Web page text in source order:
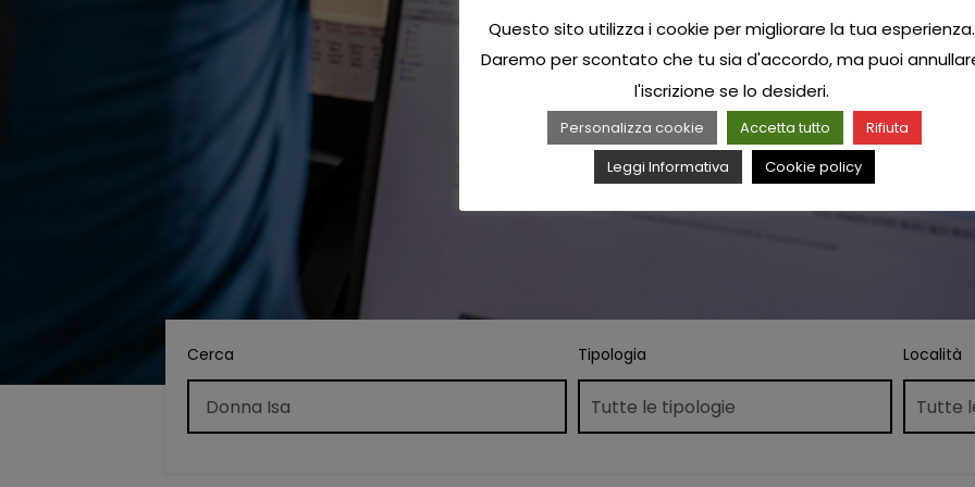
Cerca Tipologia Località
Questo sito utilizza i cookie per migliorare la tua esperienza.
Daremo per scontato che tu sia d'accordo, ma puoi
l'iscrizione se lo desideri.
Personalizza cookie Accetta tutto
Rifiuta
Leggi Informativa
Cookie policy